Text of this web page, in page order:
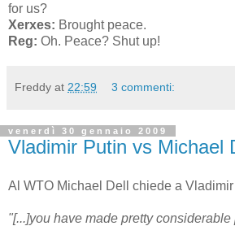
for us?
Xerxes: Brought peace.
Reg: Oh. Peace? Shut up!
Freddy at 22:59 3 commenti:
venerdì 30 gennaio 2009
Vladimir Putin vs Michael
Al WTO Michael Dell chiede a
"[...]you have made pretty considerable